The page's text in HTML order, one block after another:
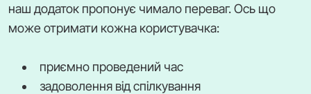
наш додаток пропонує чимало переваг. Ось що
може отримати кожна користувачка:
приємно проведений час
задоволення від спілкування